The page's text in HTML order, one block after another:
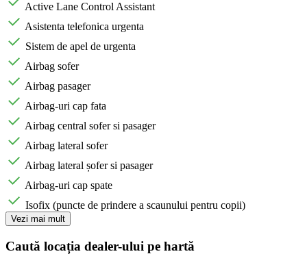
Active Lane Control Assistant
Asistenta telefonica urgenta
Sistem de apel de urgenta
Airbag sofer
Airbag pasager
Airbag-uri cap fata
Airbag central sofer si pasager
Airbag lateral sofer
Airbag lateral șofer si pasager
Airbag-uri cap spate
Isofix (puncte de prindere a scaunului pentru copii)
Vezi mai mult
Caută locația dealer-ului pe hartă